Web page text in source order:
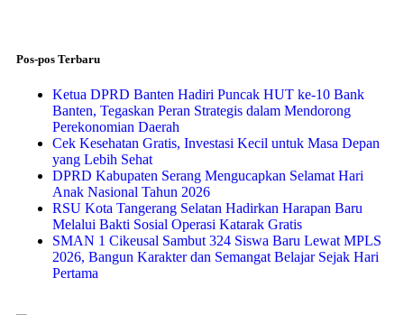
Pos-pos Terbaru
Ketua DPRD Banten Hadiri Puncak HUT ke-10 Bank
Banten, Tegaskan Peran Strategis dalam Mendorong
Perekonomian Daerah
Cek Kesehatan Gratis, Investasi Kecil untuk Masa Depan
yang Lebih Sehat
DPRD Kabupaten Serang Mengucapkan Selamat Hari
Anak Nasional Tahun 2026
RSU Kota Tangerang Selatan Hadirkan Harapan Baru
Melalui Bakti Sosial Operasi Katarak Gratis
SMAN 1 Cikeusal Sambut 324 Siswa Baru Lewat MPLS
2026, Bangun Karakter dan Semangat Belajar Sejak Hari
Pertama